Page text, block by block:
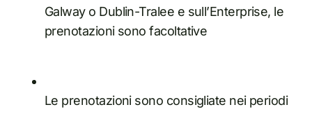
Galway o Dublin-Tralee e sull’Enterprise, le
prenotazioni sono facoltative
Le prenotazioni sono consigliate nei periodi